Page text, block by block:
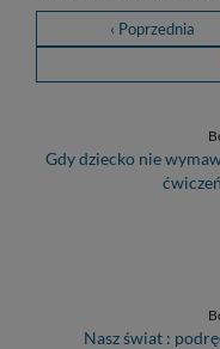
‹ Poprzednia
Gdy dziecko nie
Nasz świat :